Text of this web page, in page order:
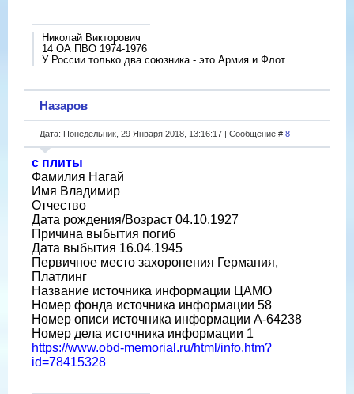
Николай Викторович
14 ОА ПВО 1974-1976
У России только два союзника - это Армия и Флот
Назаров
Дата: Понедельник, 29 Января 2018, 13:16:17 | Сообщение # 8
с плиты
Фамилия Нагай
Имя Владимир
Отчество
Дата рождения/Возраст 04.10.1927
Причина выбытия погиб
Дата выбытия 16.04.1945
Первичное место захоронения Германия,
Платлинг
Название источника информации ЦАМО
Номер фонда источника информации 58
Номер описи источника информации A-64238
Номер дела источника информации 1
https://www.obd-memorial.ru/html/info.htm?
id=78415328